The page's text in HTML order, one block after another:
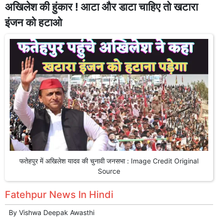
अखिलेश की हुंकार ! आटा और डाटा चाहिए तो खटारा
इंजन को हटाओ
फतेहपुर में अखिलेश यादव की चुनावी जनसभा : Image Credit Original
Source
Fatehpur News In Hindi
By Vishwa Deepak Awasthi